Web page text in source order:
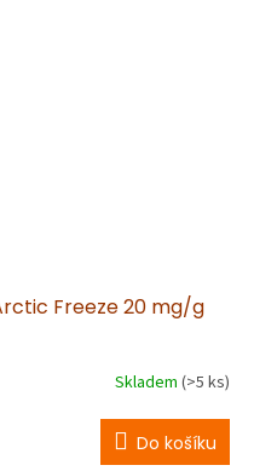
Freeze 20 mg/g
Skladem (>5 ks)
Do košíku